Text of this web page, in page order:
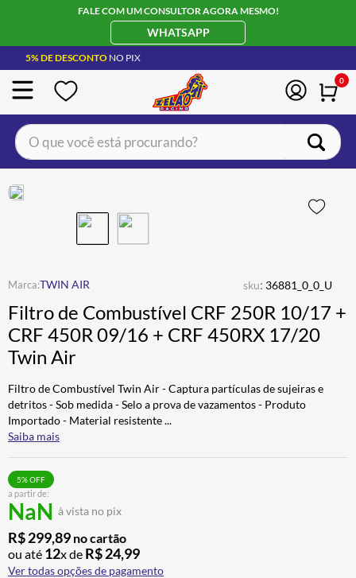
FALE COM UM CONSULTOR AGORA MESMO!
WHATSAPP
5% DE DESCONTO NO PIX
0
O que você está procurando?
TWIN AIR sku: 36881_0_0_U
Filtro de Combustível CRF 250R 10/17 +
CRF 450R 09/16 + CRF 450RX 17/20
Twin Air
Filtro de Combustível Twin Air - Captura partículas de sujeiras e
detritos - Sob medida - Selo a prova de vazamentos - Produto
Importado - Material resistente...
Saiba mais
a partir de:
NaN à vista no pix
5% OFF
R$299,89 no cartão
ou até 12x de R$24,99
Ver todas opções de pagamento
BOTA
4º ÓCULOS SOLAR
5º LUVA
6º BAU
7º ALPINESTAR
8º AIROH
9º CALÇA